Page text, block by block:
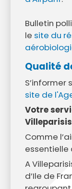
Bulletin
le site du
Qualité
S’informer
site de
Votre
Comme
essentielle
A
d’Ile de